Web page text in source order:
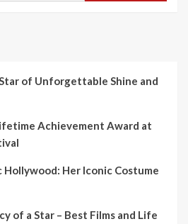
of Unforgettable Shine and
Achievement Award at
Hollywood: Her Iconic Costume
of a Star – Best Films and Life